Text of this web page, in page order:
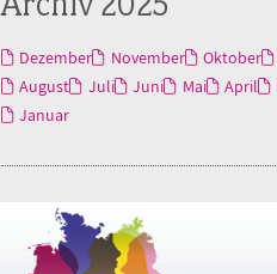
Dezember November Oktober
August
Juli Juni Mai April
Januar